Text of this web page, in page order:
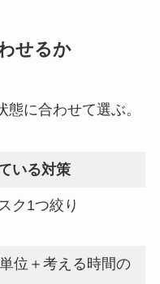
せるか
に合わせて選ぶ。
いる対策
ク1つ絞り
位＋考える時間の